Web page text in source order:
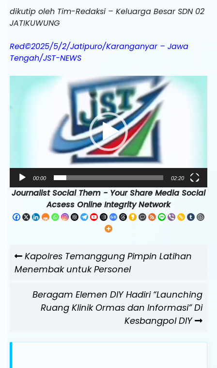
dikutip oleh Tim-Redaksi – Keluarga Besar SDN 02
JATIKUWUNG
Red©2025/5/2/Jatipuro/Karanganyar – Jawa
Tengah/JST-NEWS
Pemutar
Video
00:00 02:20
Journalist Social Them - Your Share Media Social
Acsess Online Integrity Network
pos
Previous
Post
Kapolres Temanggung Pimpin Latihan
Menembak untuk Personel
NextBeragam Elemen DIY Hadiri “Launching
Ruang Klinik Ormas dan Informasi” Di
Kesbangpol DIY